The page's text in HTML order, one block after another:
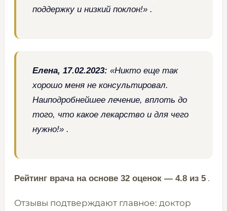
поддержку и низкий поклон!» .
Елена, 17.02.2023: «Никто еще так
хорошо меня не консультировал.
Наиподробнейшее лечение, вплоть до
того, что какое лекарство и для чего
нужно!» .
Рейтинг врача на основе 32 оценок — 4.8 из 5 .
Отзывы подтверждают главное: доктор